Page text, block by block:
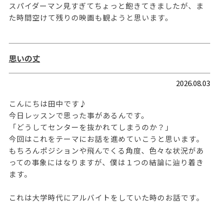
スパイダーマン見すぎてちょっと飽きてきましたが、ま
た時間空けて残りの映画も観ようと思います。
思いの丈
2026.08.03
こんにちは田中です♪
今日レッスンで思った事があるんです。
「どうしてセンターを抜かれてしまうのか？」
今回はこれをテーマにお話を進めていこうと思います。
もちろんポジションや飛んでくる角度、色々な状況があ
っての事象にはなりますが、僕は１つの結論に辿り着き
ます。
これは大学時代にアルバイトをしていた時のお話です。